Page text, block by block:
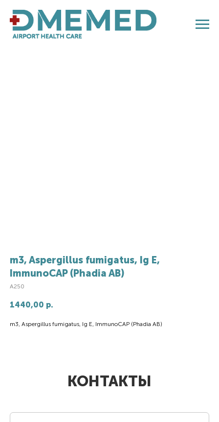
m3, Aspergillus fumigatus, Ig E,
ImmunoCAP (Phadia AB)
A250
1440,00 р.
m3, Aspergillus fumigatus, Ig E, ImmunoCAP (Phadia AB)
КОНТАКТЫ